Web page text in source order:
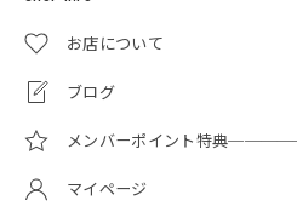
お店について
ブログ
メンバーポイント特典
マイページ